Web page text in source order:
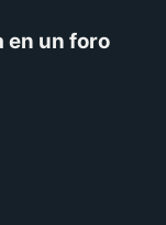
en un foro